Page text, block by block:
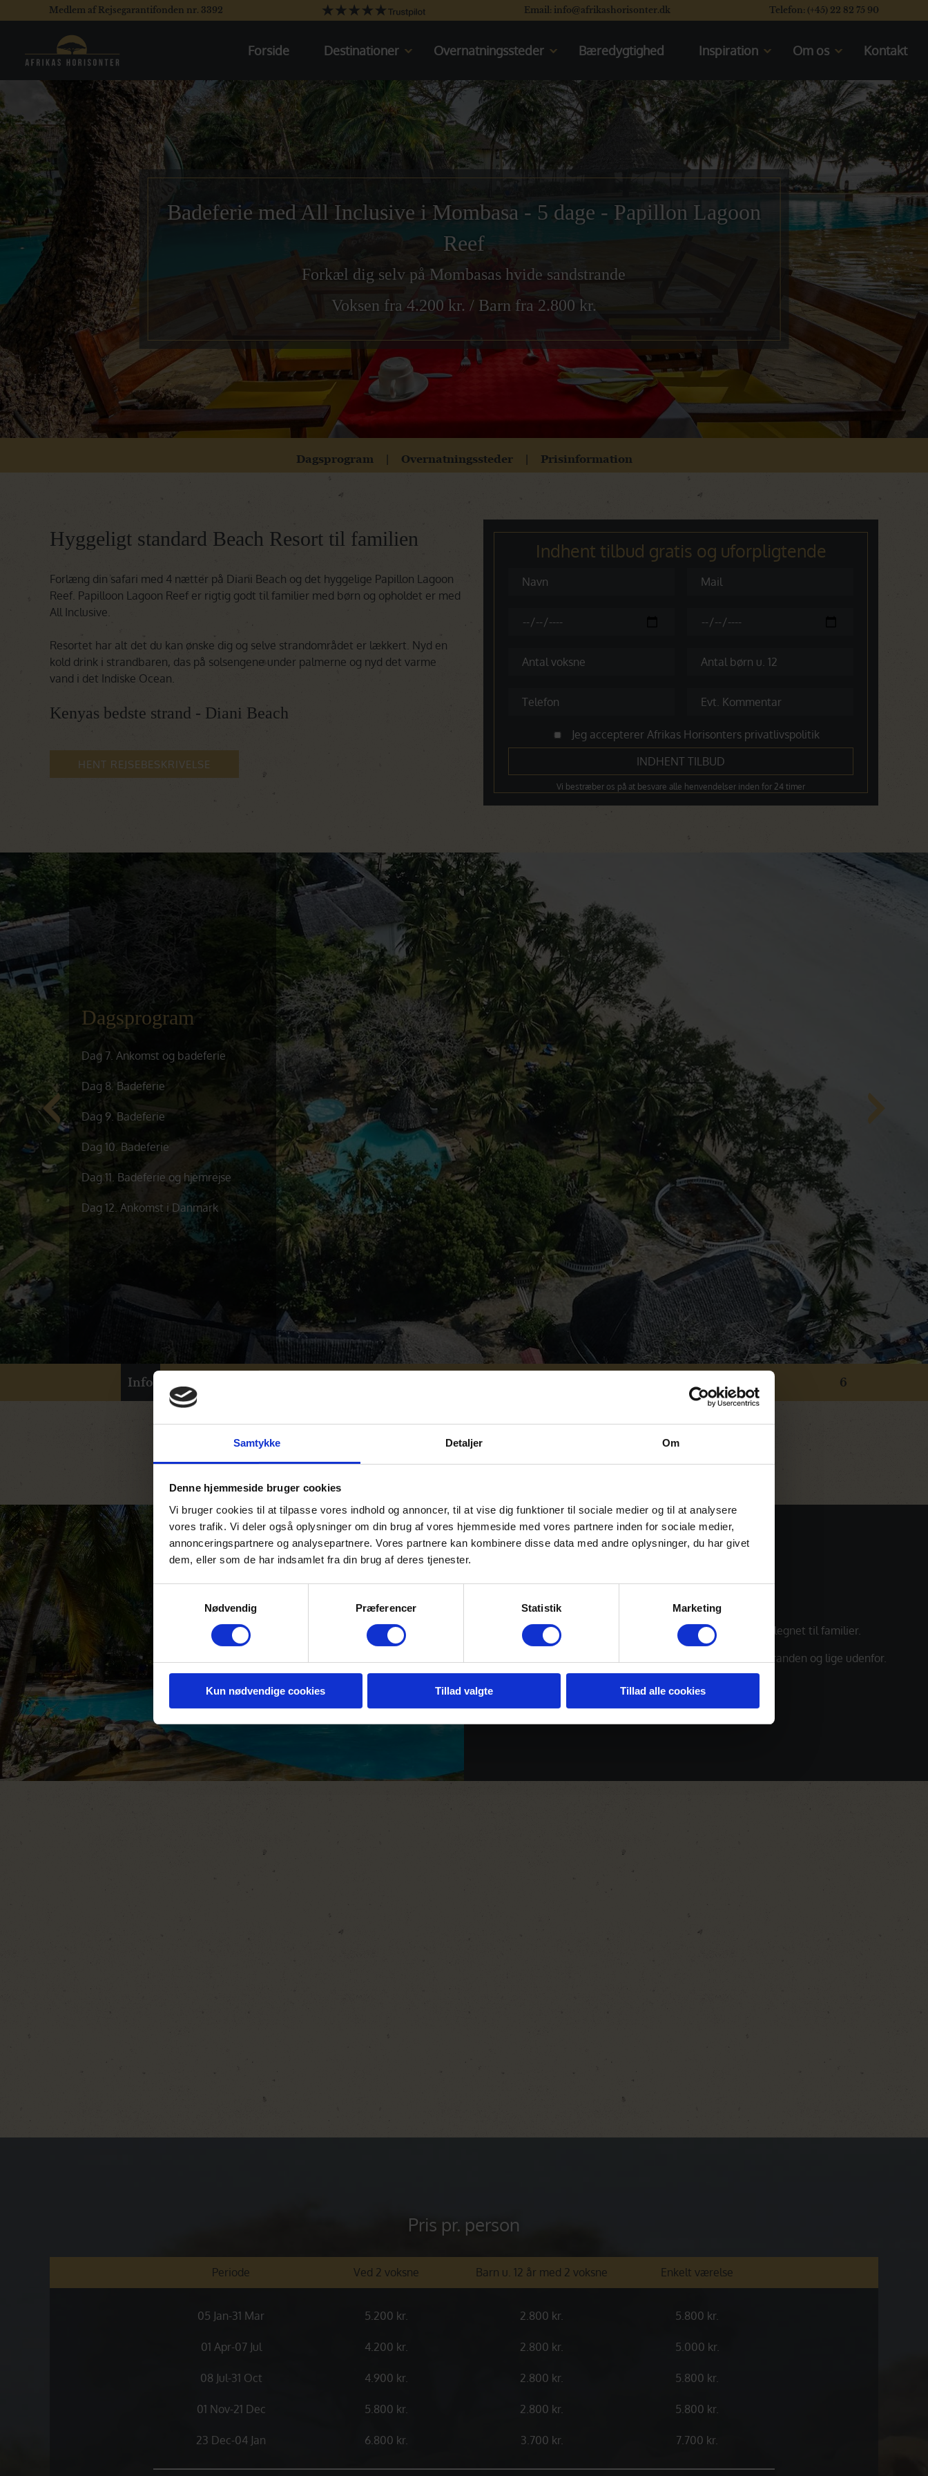
Samtykke Detaljer Om
Denne hjemmeside bruger cookies
Vi bruger cookies til at tilpasse vores indhold og annoncer, til at vise dig funktioner til sociale medier og til at analysere
vores trafik. Vi deler også oplysninger om din brug af vores hjemmeside med vores partnere inden for sociale medier,
annonceringspartnere og analysepartnere. Vores partnere kan kombinere disse data med andre oplysninger, du har givet
dem, eller som de har indsamlet fra din brug af deres tjenester.
Nødvendig
Præferencer Statistik Marketing
Kun nødvendige cookies Tillad valgte Tillad alle cookies
Medlem af Rejsegarantifonden nr. 3392 Email: info@afrikashorisonter.dk Telefon: (+45) 22 82 75 90
Forside
Destinationer
Oplev Kenya
Rejser til Kenya
Tanzania
Oplev Tanzania
Rejser til Tanzania
Oplev Uganda
Oplev Sydafrika
Botswana
Rejser til Botswana
Namibia
Oplev Namibia
Rejser til Namibia
Det Indiske Ocean
Rejser til Det Indiske Ocean
Overnatningssteder
Tanzania
Uganda
Sydafrika
Botswana
Namibia
Det indiske Ocean
Bæredygtighed Inspiration
En typisk dag på safari
Se vores safaribiler
Se de åbne safarikøretøjer
Valget mellem Kenya og Tanzania
Om os
Vores rating system
Læs vores kunders flotte
anmeldelser
Kontakt
Badeferie med All Inclusive i Mombasa - 5 dage - Papillon Lagoon
Reef
Forkæl dig selv på Mombasas hvide sandstrande
Voksen fra 4.200 kr. / Barn fra 2.800 kr.
Dagsprogram Overnatningssteder Prisinformation
Hyggeligt standard Beach Resort til familien
Forlæng din safari med 4 nætter på Diani Beach og det hyggelige Papillon Lagoon
Reef. Papilloon Lagoon Reef er rigtig godt til familier med børn og opholdet er med
All Inclusive.
Resortet har alt det du kan ønske dig og selve strandområdet er lækkert. Nyd en
kold drink i strandbaren, das på solsengene under palmerne og nyd det varme
vand i det Indiske Ocean.
Kenyas bedste strand - Diani Beach
HENT REJSEBESKRIVELSE
Indhent tilbud gratis og uforpligtende
Jeg accepterer Afrikas Horisonters privatlivspolitik
Vi bestræber os på at besvare alle henvendelser inden for 24 timer
Dagsprogram
Dag 7. Ankomst og badeferie
Dag 8. Badeferie
Dag 9. Badeferie
Dag 10. Badeferie
Dag 11. Badeferie og hjemrejse
Dag 12. Ankomst i Danmark
Info 6
Overnatningssteder
Papillon Lagoon Reef Beach Resort
Papillon Lagoon Reef er et dejligt Beach Resort og meget velegnet til familier.
Opholdet er All inclusive, der er en stor swimmingpool og stranden og lige udenfor.
Pris pr. person
Periode Ved 2 voksne Barn u. 12 år med 2 voksne Enkelt værelse
05 Jan-31 Mar 5.200 kr. 2.800 kr. 5.800 kr.
01 Apr-07 Jul 4.200 kr. 2.800 kr. 5.000 kr.
08 Jul-31 Oct 4.900 kr. 2.800 kr. 5.800 kr.
01 Nov-21 Dec 5.800 kr. 2.800 kr. 5.800 kr.
23 Dec-04 Jan 6.800 kr. 3.700 kr. 7.700 kr.